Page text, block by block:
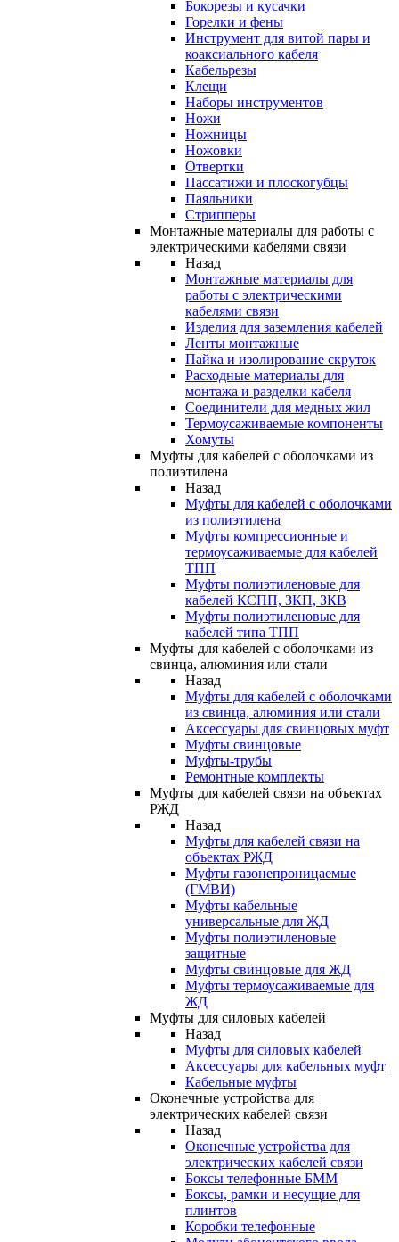
Бокорезы и кусачки
Горелки и фены
Инструмент для витой пары и
коаксиального кабеля
Кабельрезы
Клещи
Наборы инструментов
Ножи
Ножницы
Ножовки
Отвертки
Пассатижи и плоскогубцы
Паяльники
Стрипперы
Монтажные материалы для работы с
электрическими кабелями связи
Назад
Монтажные материалы для
работы с электрическими
кабелями связи
Изделия для заземления кабелей
Ленты монтажные
Пайка и изолирование скруток
Расходные материалы для
монтажа и разделки кабеля
Соединители для медных жил
Термоусаживаемые компоненты
Хомуты
Муфты для кабелей с оболочками из
полиэтилена
Назад
Муфты для кабелей с оболочками
из полиэтилена
Муфты компрессионные и
термоусаживаемые для кабелей
ТПП
Муфты полиэтиленовые для
кабелей КСПП, ЗКП, ЗКВ
Муфты полиэтиленовые для
кабелей типа ТПП
Муфты для кабелей с оболочками из
свинца, алюминия или стали
Назад
Муфты для кабелей с оболочками
из свинца, алюминия или стали
Аксессуары для свинцовых муфт
Муфты свинцовые
Муфты-трубы
Ремонтные комплекты
Муфты для кабелей связи на объектах
РЖД
Назад
Муфты для кабелей связи на
объектах РЖД
Муфты газонепроницаемые
(ГМВИ)
Муфты кабельные
универсальные для ЖД
Муфты полиэтиленовые
защитные
Муфты свинцовые для ЖД
Муфты термоусаживаемые для
ЖД
Муфты для силовых кабелей
Назад
Муфты для силовых кабелей
Аксессуары для кабельных муфт
Кабельные муфты
Оконечные устройства для
электрических кабелей связи
Назад
Оконечные устройства для
электрических кабелей связи
Боксы телефонные БММ
Боксы, рамки и несущие для
плинтов
Коробки телефонные